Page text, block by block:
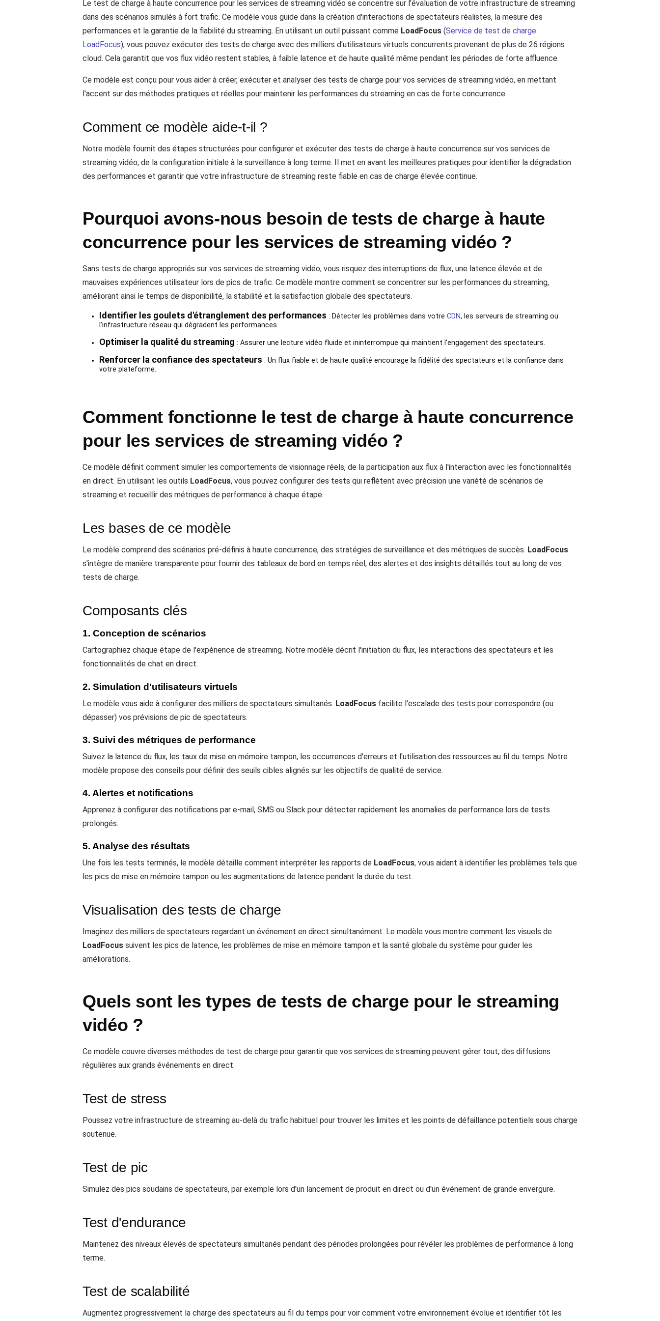
Le test de charge à haute concurrence pour les services de streaming vidéo se concentre sur l'évaluation de votre infrastructure de streaming
dans des scénarios simulés à fort trafic. Ce modèle vous guide dans la création d'interactions de spectateurs réalistes, la mesure des
performances et la garantie de la fiabilité du streaming. En utilisant un outil puissant comme LoadFocus (Service de test de charge
LoadFocus), vous pouvez exécuter des tests de charge avec des milliers d'utilisateurs virtuels concurrents provenant de plus de 26 régions
cloud. Cela garantit que vos flux vidéo restent stables, à faible latence et de haute qualité même pendant les périodes de forte affluence.
Ce modèle est conçu pour vous aider à créer, exécuter et analyser des tests de charge pour vos services de streaming vidéo, en mettant
l'accent sur des méthodes pratiques et réelles pour maintenir les performances du streaming en cas de forte concurrence.
Comment ce modèle aide-t-il ?
Notre modèle fournit des étapes structurées pour configurer et exécuter des tests de charge à haute concurrence sur vos services de
streaming vidéo, de la configuration initiale à la surveillance à long terme. Il met en avant les meilleures pratiques pour identifier la dégradation
des performances et garantir que votre infrastructure de streaming reste fiable en cas de charge élevée continue.
Pourquoi avons-nous besoin de tests de charge à haute
concurrence pour les services de streaming vidéo ?
Sans tests de charge appropriés sur vos services de streaming vidéo, vous risquez des interruptions de flux, une latence élevée et de
mauvaises expériences utilisateur lors de pics de trafic. Ce modèle montre comment se concentrer sur les performances du streaming,
améliorant ainsi le temps de disponibilité, la stabilité et la satisfaction globale des spectateurs.
Identifier les goulets d'étranglement des performances : Détecter les problèmes dans votre CDN, les serveurs de streaming ou
l'infrastructure réseau qui dégradent les performances.
Optimiser la qualité du streaming : Assurer une lecture vidéo fluide et ininterrompue qui maintient l'engagement des spectateurs.
Renforcer la confiance des spectateurs : Un flux fiable et de haute qualité encourage la fidélité des spectateurs et la confiance dans
votre plateforme.
Comment fonctionne le test de charge à haute concurrence
pour les services de streaming vidéo ?
Ce modèle définit comment simuler les comportements de visionnage réels, de la participation aux flux à l'interaction avec les fonctionnalités
en direct. En utilisant les outils LoadFocus, vous pouvez configurer des tests qui reflètent avec précision une variété de scénarios de
streaming et recueillir des métriques de performance à chaque étape.
Les bases de ce modèle
Le modèle comprend des scénarios pré-définis à haute concurrence, des stratégies de surveillance et des métriques de succès. LoadFocus
s'intègre de manière transparente pour fournir des tableaux de bord en temps réel, des alertes et des insights détaillés tout au long de vos
tests de charge.
Composants clés
1. Conception de scénarios
Cartographiez chaque étape de l'expérience de streaming. Notre modèle décrit l'initiation du flux, les interactions des spectateurs et les
fonctionnalités de chat en direct.
2. Simulation d'utilisateurs virtuels
Le modèle vous aide à configurer des milliers de spectateurs simultanés. LoadFocus facilite l'escalade des tests pour correspondre (ou
dépasser) vos prévisions de pic de spectateurs.
3. Suivi des métriques de performance
Suivez la latence du flux, les taux de mise en mémoire tampon, les occurrences d'erreurs et l'utilisation des ressources au fil du temps. Notre
modèle propose des conseils pour définir des seuils cibles alignés sur les objectifs de qualité de service.
4. Alertes et notifications
Apprenez à configurer des notifications par e-mail, SMS ou Slack pour détecter rapidement les anomalies de performance lors de tests
prolongés.
5. Analyse des résultats
Une fois les tests terminés, le modèle détaille comment interpréter les rapports de LoadFocus, vous aidant à identifier les problèmes tels que
les pics de mise en mémoire tampon ou les augmentations de latence pendant la durée du test.
Visualisation des tests de charge
Imaginez des milliers de spectateurs regardant un événement en direct simultanément. Le modèle vous montre comment les visuels de
LoadFocus suivent les pics de latence, les problèmes de mise en mémoire tampon et la santé globale du système pour guider les
améliorations.
Quels sont les types de tests de charge pour le streaming
vidéo ?
Ce modèle couvre diverses méthodes de test de charge pour garantir que vos services de streaming peuvent gérer tout, des diffusions
régulières aux grands événements en direct.
Test de stress
Poussez votre infrastructure de streaming au-delà du trafic habituel pour trouver les limites et les points de défaillance potentiels sous charge
soutenue.
Test de pic
Simulez des pics soudains de spectateurs, par exemple lors d'un lancement de produit en direct ou d'un événement de grande envergure.
Test d'endurance
Maintenez des niveaux élevés de spectateurs simultanés pendant des périodes prolongées pour révéler les problèmes de performance à long
terme.
Test de scalabilité
Augmentez progressivement la charge des spectateurs au fil du temps pour voir comment votre environnement évolue et identifier tôt les